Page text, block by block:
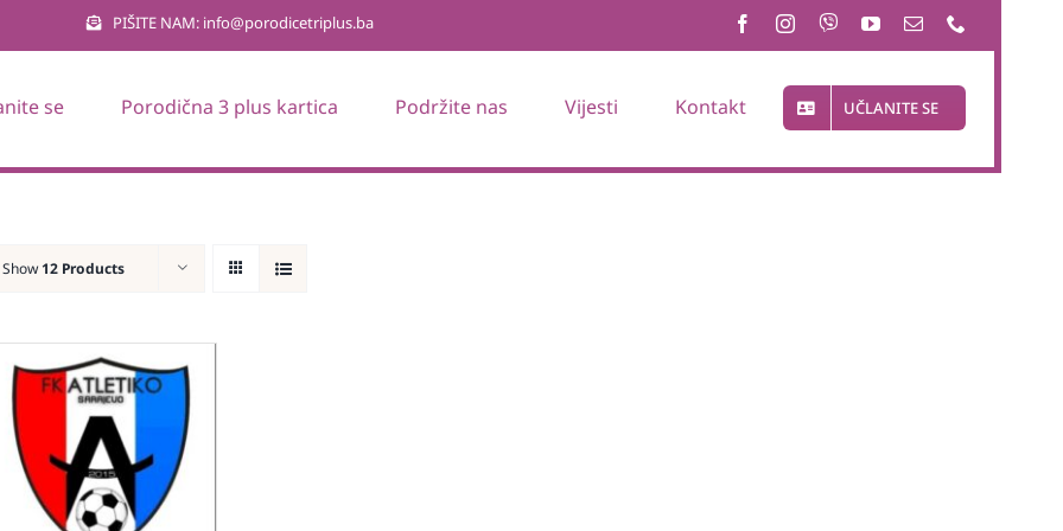
PIŠITE NAM: info@porodicetriplus.ba
se Porodična 3 plus kartica Podržite nas Vijesti Kontakt UČLANITE SE
Show 12 Products